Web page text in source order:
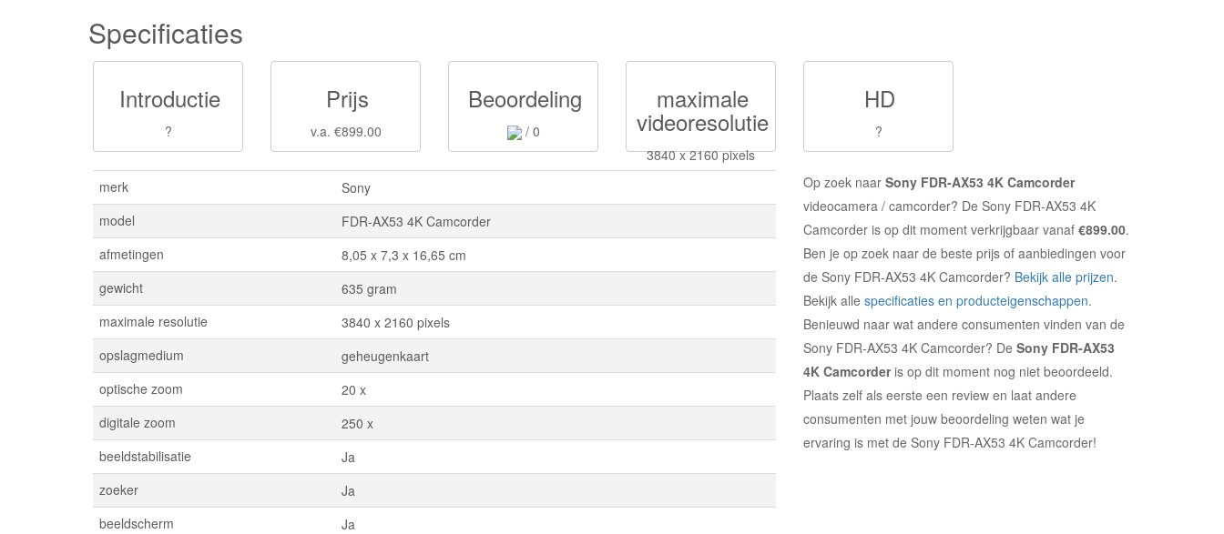
Specificaties
Introductie
?
Prijs
v.a. €899.00
Beoordeling
/ 0
maximale
videoresolutie
3840 x 2160 pixels
HD
?
merk
Sony
model
FDR-AX53 4K Camcorder
afmetingen
8,05 x 7,3 x 16,65 cm
gewicht
635 gram
maximale resolutie
3840 x 2160 pixels
opslagmedium
geheugenkaart
optische zoom
20 x
digitale zoom
250 x
beeldstabilisatie
Ja
zoeker
Ja
beeldscherm
Ja
Op zoek naar Sony FDR-AX53 4K Camcorder
videocamera / camcorder? De Sony FDR-AX53 4K
Camcorder is op dit moment verkrijgbaar vanaf €899.00.
Ben je op zoek naar de beste prijs of aanbiedingen voor
de Sony FDR-AX53 4K Camcorder? Bekijk alle prijzen.
Bekijk alle specificaties en producteigenschappen.
Benieuwd naar wat andere consumenten vinden van de
Sony FDR-AX53 4K Camcorder? De Sony FDR-AX53
4K Camcorderis op dit moment nog niet beoordeeld.
Plaats zelf als eerste een review en laat andere
consumenten met jouw beoordeling weten wat je
ervaring is met de Sony FDR-AX53 4K Camcorder!